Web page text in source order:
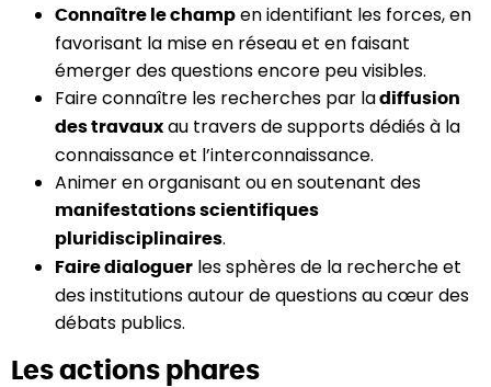
Connaître le champ en identifiant les forces, en
favorisant la mise en réseau et en faisant
émergerdes questions encore peu visibles.
Faire connaître les recherches par ladiffusion
des travaux au travers de supports dédiés à la
connaissance et l’interconnaissance.
Animer en organisant ou en soutenant des
manifestations scientifiques
pluridisciplinaires.
Faire dialoguer les sphères de la recherche et
des institutions autour de questions au cœur des
débats publics.
Les actions phares